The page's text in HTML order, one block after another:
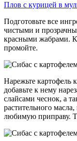
Плов с курицей в
Подготовьте все
чистыми и
красными жабрами.
промойте.
Нарежьте картофель
добавьте к нему
слайсами чеснок, а
растительного
любимую приправу.